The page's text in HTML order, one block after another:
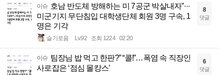
이슈 호남 반도체 방해하는 미 7공군 박살내자”···
미군기지 무단침입 대학생단체 회원 3명 구속, 1
명은 기각
슬기로움 Lv.92 조회 1224 02:20
8
댓글
이슈 팀장님 밥 먹고 한판?” “콜!”…폭염 속 직장인
사로잡은 ‘점심 몰캉스’
6
댓글